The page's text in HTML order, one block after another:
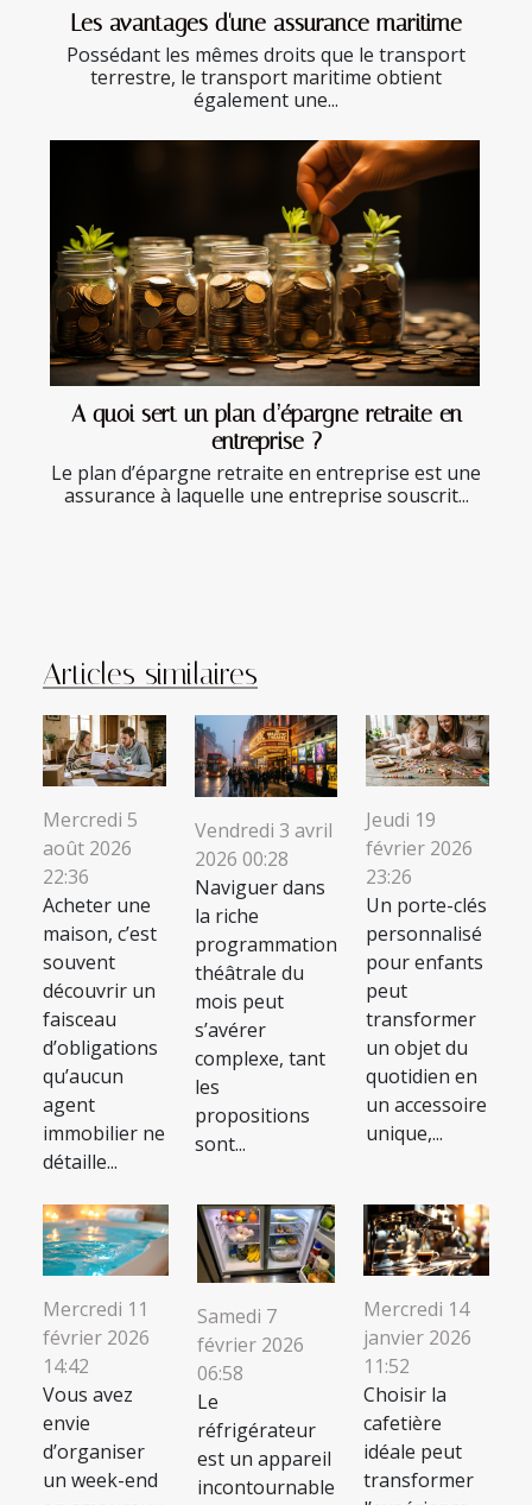
Les avantages d'une assurance maritime
Possédant les mêmes droits que le transport
terrestre, le transport maritime obtient
également une...
A quoi sert un plan d’épargne retraite en
entreprise ?
Le plan d’épargne retraite en entreprise est une
assurance à laquelle une entreprise souscrit...
Articles similaires
Mercredi 5
août 2026
22:36
Acheter une
maison, c’est
souvent
découvrir un
faisceau
d’obligations
qu’aucun
agent
immobilier ne
détaille...
Vendredi 3 avril
2026 00:28
Naviguer dans
la riche
programmation
théâtrale du
mois peut
s’avérer
complexe, tant
les
propositions
sont...
Jeudi 19
février 2026
23:26
Un porte-clés
personnalisé
pour enfants
peut
transformer
un objet du
quotidien en
un accessoire
unique,...
Mercredi 11
février 2026
14:42
Vous avez
envie
d’organiser
un week-end
Samedi 7
février 2026
06:58
Le
réfrigérateur
est un appareil
incontournable
Mercredi 14
janvier 2026
11:52
Choisir la
cafetière
idéale peut
transformer